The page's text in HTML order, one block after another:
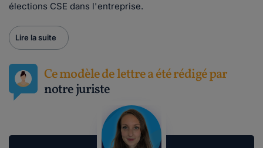
élections CSE dans l'entreprise.
Lire la suite
Ce modèle de lettre a été rédigé par
notre juriste